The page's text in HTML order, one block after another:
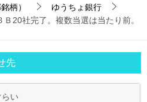
柄）
ゆうちょ銀行
20社完了。複数当選は当たり前。
先
い